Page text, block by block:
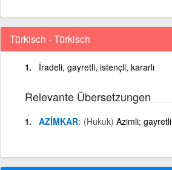
Türkisch - Türkisch
İradeli, gayretli, istençli, kararlı
Relevante Übersetzungen
AZİMKAR (Hukuk) Azimli; gayretli